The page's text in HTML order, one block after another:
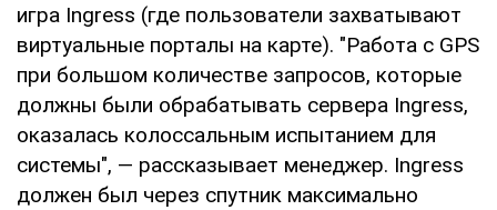
игра Ingress (где пользователи захватывают
виртуальные порталы на карте). "Работа с GPS
при большом количестве запросов, которые
должны были обрабатывать сервера Ingress,
оказалась колоссальным испытанием для
системы", — рассказывает менеджер. Ingress
должен был через спутник максимально